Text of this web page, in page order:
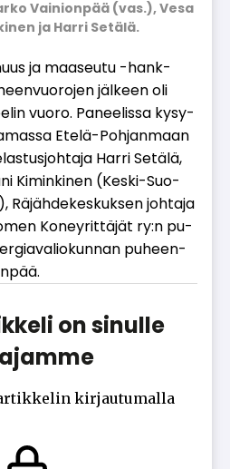
Vainionpää (vas.), Vesa
ja Harri Setälä.
ja maa­seu­tu -hank­
jäl­keen oli
vuo­ro. Pa­nee­lis­sa ky­sy­
Ete­lä-Poh­jan­maan
Har­ri Se­tä­lä,
Ki­min­ki­nen (Kes­ki-Suo­
Rä­jäh­de­kes­kuk­sen joh­ta­ja
Ko­ney­rit­tä­jät ry:n pu­
pu­heen­
on sinulle
kirjautumalla